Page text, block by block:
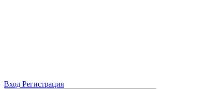
Вход Регистрация